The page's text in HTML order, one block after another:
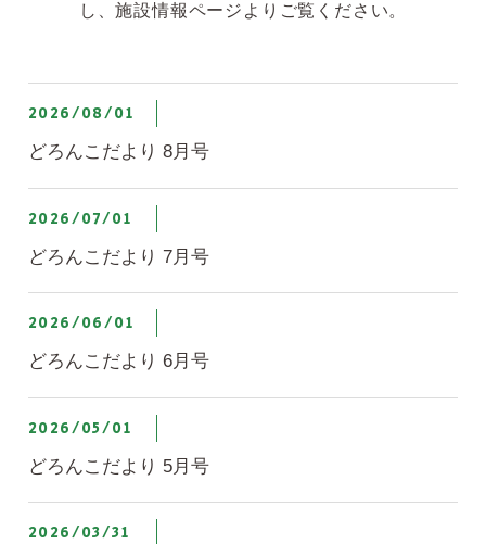
し、施設情報ページよりご覧ください。
2026/08/01
どろんこだより 8月号
2026/07/01
どろんこだより 7月号
2026/06/01
どろんこだより 6月号
2026/05/01
どろんこだより 5月号
2026/03/31